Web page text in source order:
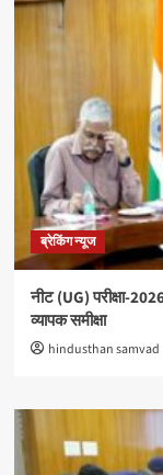
ब्रेकिंग न्यूज
नीट (UG) परीक्षा-
व्यापक समीक्षा
hindusthan samvad